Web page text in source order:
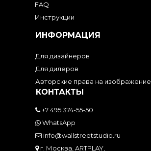
FAQ
Инструкции
ИНФОРМАЦИЯ
Для дизайнеров
Для дилеров
Авторские права на изображение
КОНТАКТЫ
+7 495 374-55-50
WhatsApp
info@wallstreetstudio.ru
г. Москва, ARTPLAY,